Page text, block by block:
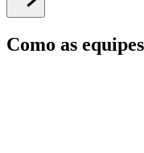
Como as